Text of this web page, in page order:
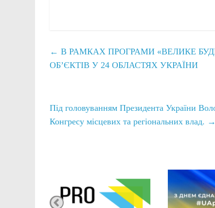
← В РАМКАХ ПРОГРАМИ «ВЕЛИКЕ
ОБ’ЄКТІВ У 24 ОБЛАСТЯХ УКРАЇНИ
Під головуванням Президента України
Конгресу місцевих та регіональних влад. →